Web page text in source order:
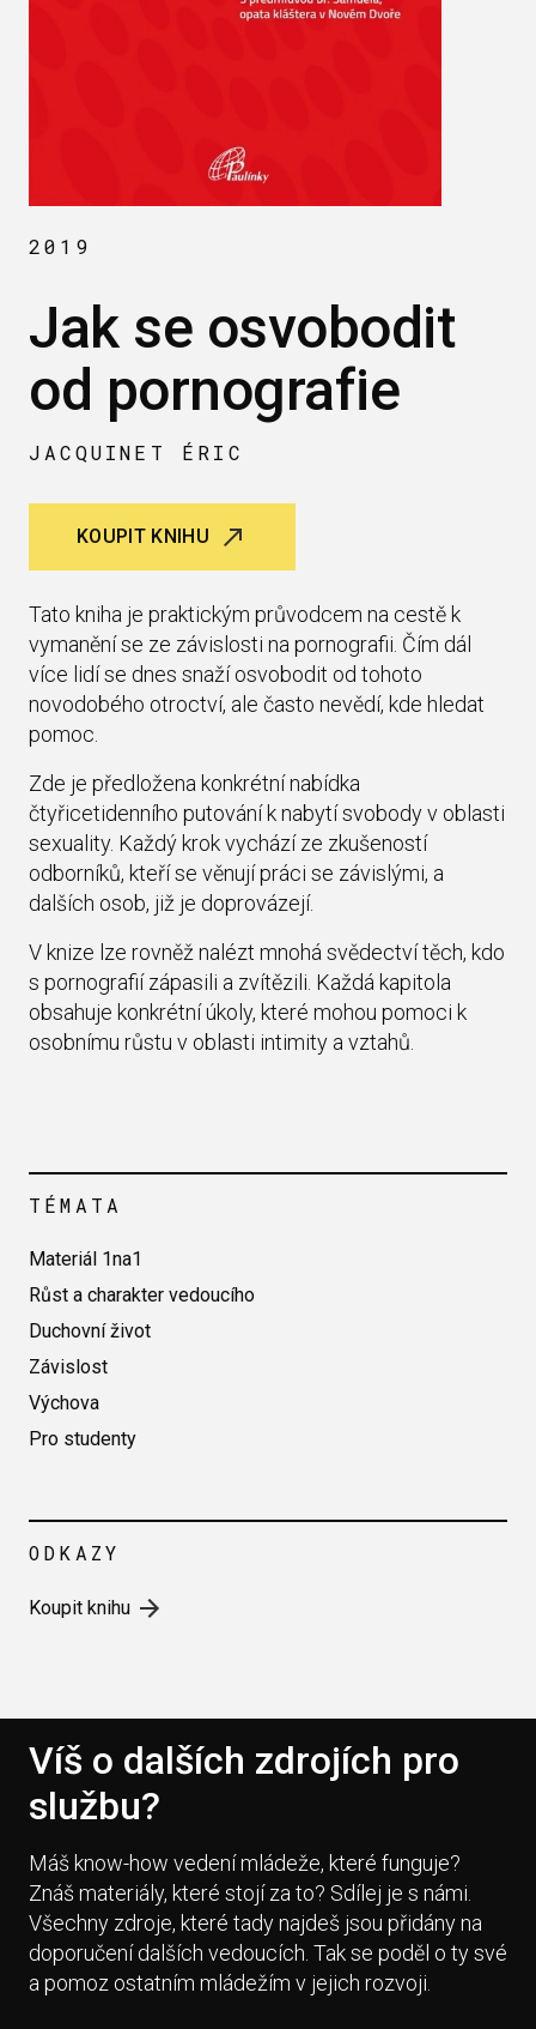
2019
Jak se osvobodit
od pornografie
JACQUINET ÉRIC
KOUPIT KNIHU
Tato kniha je praktickým průvodcem na cestě k
vymanění se ze závislosti na pornografii. Čím dál
více lidí se dnes snaží osvobodit od tohoto
novodobého otroctví, ale často nevědí, kde hledat
pomoc.
Zde je předložena konkrétní nabídka
čtyřicetidenního putování k nabytí svobody v oblasti
sexuality. Každý krok vychází ze zkušeností
odborníků, kteří se věnují práci se závislými, a
dalších osob, již je doprovázejí.
V knize lze rovněž nalézt mnohá svědectví těch, kdo
s pornografií zápasili a zvítězili. Každá kapitola
obsahuje konkrétní úkoly, které mohou pomoci k
osobnímu růstu v oblasti intimity a vztahů.
TÉMATA
Materiál 1na1
Růst a charakter vedoucího
Duchovní život
Závislost
Výchova
Pro studenty
ODKAZY
Koupit knihu
Víš o dalších zdrojích pro
službu?
Máš know-how vedení mládeže, které funguje?
Znáš materiály, které stojí za to? Sdílej je s námi.
Všechny zdroje, které tady najdeš jsou přidány na
doporučení dalších vedoucích. Tak se poděl o ty své
a pomoz ostatním mládežím v jejich rozvoji.